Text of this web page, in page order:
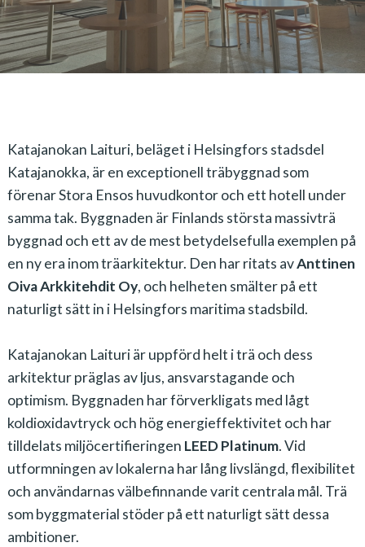
Katajanokan Laituri, beläget i Helsingfors stadsdel
Katajanokka, är en exceptionell träbyggnad som
förenar Stora Ensos huvudkontor och ett hotell under
samma tak. Byggnaden är Finlands största massivträ
byggnad och ett av de mest betydelsefulla exemplen på
en ny era inom träarkitektur. Den har ritats avAnttinen
Oiva Arkkitehdit Oy, och helheten smälter på ett
naturligt sätt in i Helsingfors maritima stadsbild.
Katajanokan Laituri är uppförd helt i trä och dess
arkitektur präglas av ljus, ansvarstagande och
optimism. Byggnaden har förverkligats med lågt
koldioxidavtryck och hög energieffektivitet och har
tilldelats miljöcertifieringen LEED Platinum. Vid
utformningen av lokalerna har lång livslängd, flexibilitet
och användarnas välbefinnande varit centrala mål. Trä
som byggmaterial stöder på ett naturligt sätt dessa
ambitioner.